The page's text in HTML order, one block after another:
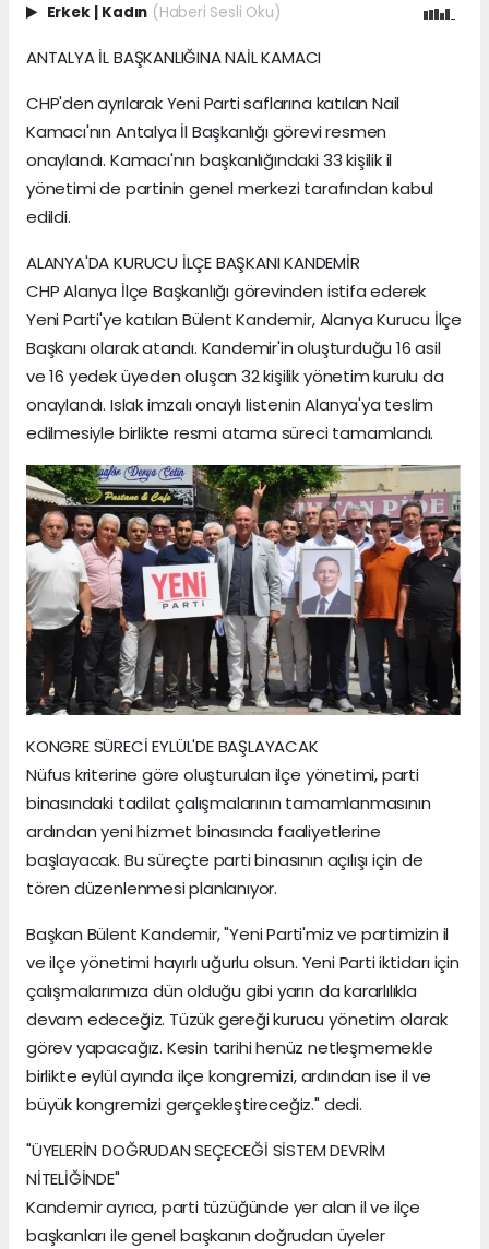
Erkek | Kadın (Haberi Sesli Oku)
ANTALYA İL BAŞKANLIĞINA NAİL KAMACI
CHP'den ayrılarak Yeni Parti saflarına katılan Nail
Kamacı'nın Antalya İl Başkanlığı görevi resmen
onaylandı. Kamacı'nın başkanlığındaki 33 kişilik il
yönetimi de partinin genel merkezi tarafından kabul
edildi.
ALANYA'DA KURUCU İLÇE BAŞKANI KANDEMİR
CHP Alanya İlçe Başkanlığı görevinden istifa ederek
Yeni Parti'ye katılan Bülent Kandemir, Alanya Kurucu İlçe
Başkanı olarak atandı. Kandemir'in oluşturduğu 16 asil
ve 16 yedek üyeden oluşan 32 kişilik yönetim kurulu da
onaylandı. Islak imzalı onaylı listenin Alanya'ya teslim
edilmesiyle birlikte resmi atama süreci tamamlandı.
KONGRE SÜRECİ EYLÜL'DE BAŞLAYACAK
Nüfus kriterine göre oluşturulan ilçe yönetimi, parti
binasındaki tadilat çalışmalarının tamamlanmasının
ardından yeni hizmet binasında faaliyetlerine
başlayacak. Bu süreçte parti binasının açılışı için de
tören düzenlenmesi planlanıyor.
Başkan Bülent Kandemir, "Yeni Parti'miz ve partimizin il
ve ilçe yönetimi hayırlı uğurlu olsun. Yeni Parti iktidarı için
çalışmalarımıza dün olduğu gibi yarın da kararlılıkla
devam edeceğiz. Tüzük gereği kurucu yönetim olarak
görev yapacağız. Kesin tarihi henüz netleşmemekle
birlikte eylül ayında ilçe kongremizi, ardından ise il ve
büyük kongremizi gerçekleştireceğiz." dedi.
"ÜYELERİN DOĞRUDAN SEÇECEĞİ SİSTEM DEVRİM
NİTELİĞİNDE"
Kandemir ayrıca, parti tüzüğünde yer alan il ve ilçe
başkanları ile genel başkanın doğrudan üyeler